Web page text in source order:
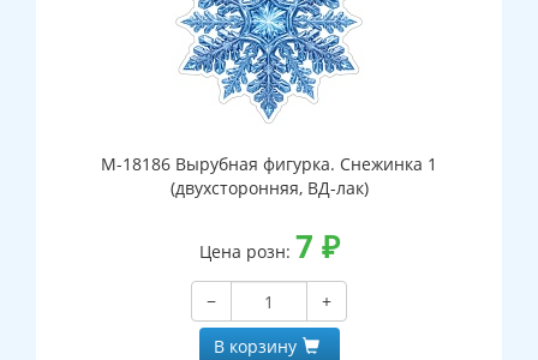
М-18186 Вырубная фигурка. Снежинка 1
(двухсторонняя, ВД-лак)
Цена розн: 7 ₽
−
+
В корзину